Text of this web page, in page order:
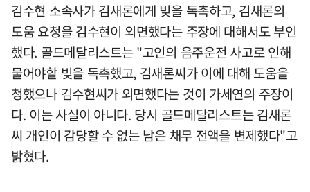
김수현 소속사가 김새론에게 빚을 독촉하고, 김새론의
도움 요청을 김수현이 외면했다는 주장에 대해서도 부인
했다. 골드메달리스트는 "고인의 음주운전 사고로 인해
물어야할 빚을 독촉했고, 김새론씨가 이에 대해 도움을
청했으나 김수현씨가 외면했다는 것이 가세연의 주장이
다. 이는 사실이 아니다. 당시 골드메달리스트는 김새론
씨 개인이 감당할 수 없는 남은 채무 전액을 변제했다"고
밝혔다.